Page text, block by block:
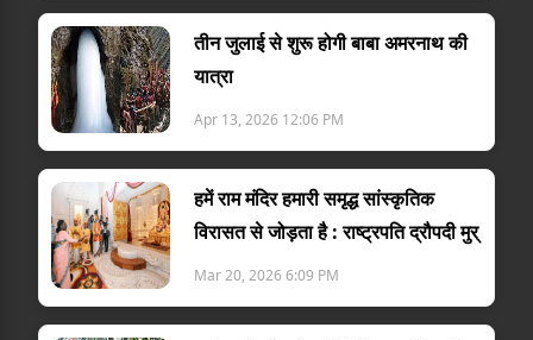
तीन जुलाई से शुरू होगी बाबा अमरनाथ की
यात्रा
Apr 13, 2026 12:06 PM
हमें राम मंदिर हमारी समृद्ध सांस्कृतिक
विरासत से जोड़ता है : राष्ट्रपति द्रौपदी मुर्
Mar 20, 2026 6:09 PM